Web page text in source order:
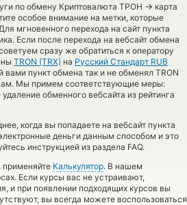
по обмену Криптовалюта ТРОН → карта
особое внимание на метки, которые
мгновенного перехода на сайт пункта
Если после перехода на вебсайт обмена
сразу же обратиться к оператору
TRON (TRX) на Русский Стандарт RUB
пункт обмена так и не обменял TRON
Мы примем соответствующие меры:
обменного вебсайта из рейтинга
когда вы попадаете на вебсайт пункта
деньги данным способом и это
инструкцией из раздела FAQ.
применяйте Калькулятор. В нашем
Если курсы вас не устраивают,
и при появлении подходящих курсов вы
вы всегда можете воспользоваться